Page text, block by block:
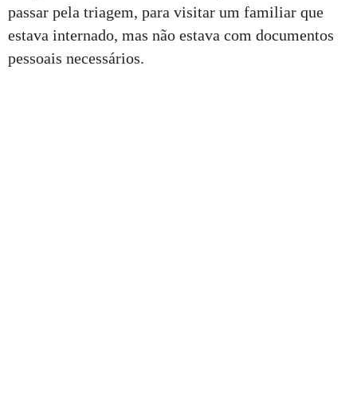
passar pela triagem, para visitar um familiar que
estava internado, mas não estava com documentos
pessoais necessários.